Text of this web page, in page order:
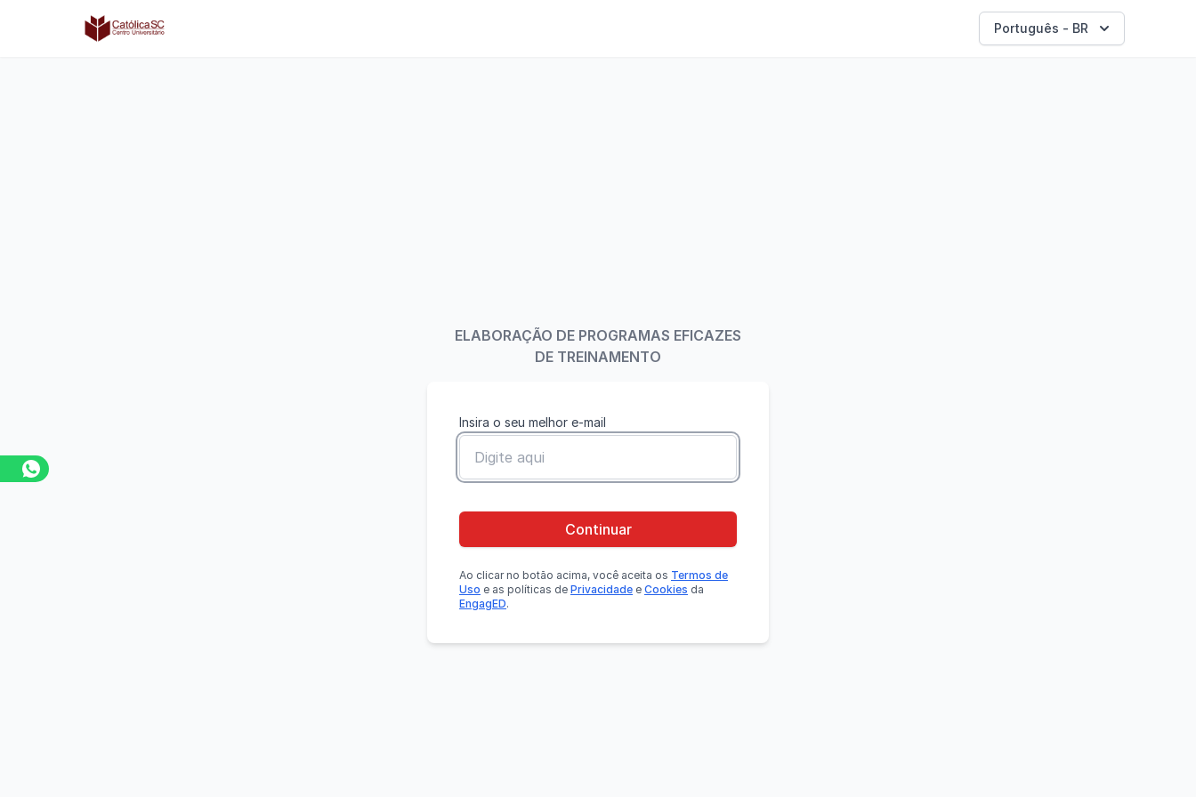
Católica SC | Experts Português - BR
ELABORAÇÃO DE PROGRAMAS EFICAZES
DE TREINAMENTO
Insira o seu melhor e-mail
Continuar
Ao clicar no botão acima, você aceita os Termos de
Uso e as políticas de Privacidade e Cookies da
EngagED.